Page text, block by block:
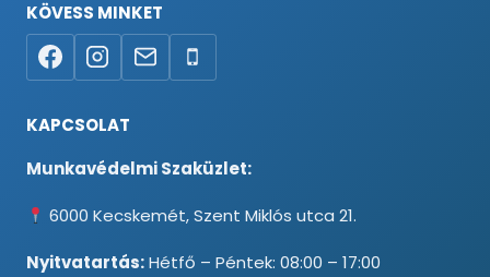
KÖVESS MINKET
KAPCSOLAT
Munkavédelmi Szaküzlet:
6000 Kecskemét, Szent Miklós utca 21.
Nyitvatartás:Hétfő – Péntek: 08:00 – 17:00